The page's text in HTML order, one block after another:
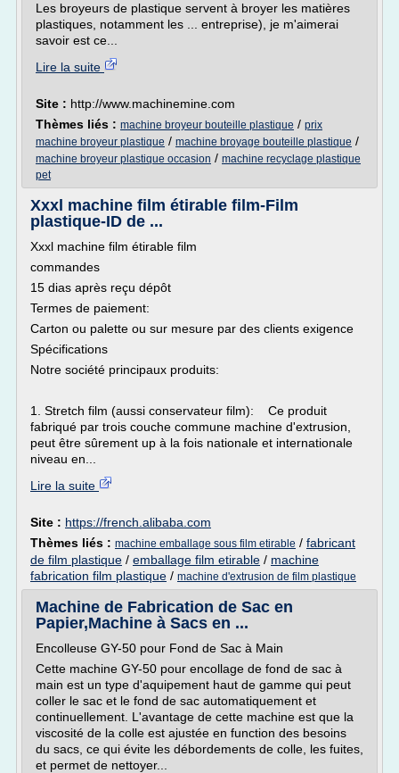
Les broyeurs de plastique servent à broyer les matières
plastiques, notamment les ... entreprise), je m'aimerai
savoir est ce...
Lire la suite
Site : http://www.machinemine.com
Thèmes liés : machine broyeur bouteille plastique / prix
machine broyeur plastique / machine broyage bouteille plastique /
machine broyeur plastique occasion / machine recyclage plastique
pet
Xxxl machine film étirable film-Film
plastique-ID de ...
Xxxl machine film étirable film
commandes
15 dias après reçu dépôt
Termes de paiement:
Carton ou palette ou sur mesure par des clients exigence
Spécifications
Notre société principaux produits:
1. Stretch film (aussi conservateur film): Ce produit
fabriqué par trois couche commune machine d'extrusion,
peut être sûrement up à la fois nationale et internationale
niveau en...
Lire la suite
Site : https://french.alibaba.com
Thèmes liés : machine emballage sous film etirable / fabricant
de film plastique / emballage film etirable / machine
fabrication film plastique / machine d'extrusion de film plastique
Machine de Fabrication de Sac en
Papier,Machine à Sacs en ...
Encolleuse GY-50 pour Fond de Sac à Main
Cette machine GY-50 pour encollage de fond de sac à
main est un type d'aquipement haut de gamme qui peut
coller le sac et le fond de sac automatiquement et
continuellement. L'avantage de cette machine est que la
viscosité de la colle est ajustée en function des besoins
du sacs, ce qui évite les débordements de colle, les fuites,
et permet de nettoyer...